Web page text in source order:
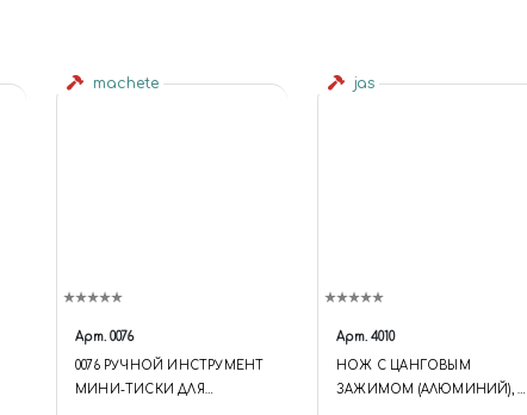
machete
Арт. 0076
0076 РУЧНОЙ ИНСТРУМЕНТ
МИНИ-ТИСКИ ДЛЯ
jas
Арт. 4010
НОЖ С ЦАНГОВЫМ
ЗАЖИМОМ (АЛЮМИНИЙ), 15